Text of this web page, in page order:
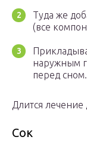
Туда же
(все
наружным
перед сном.
Длится
Сок